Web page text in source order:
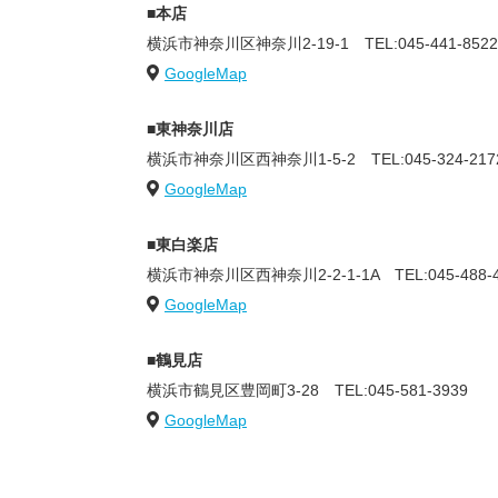
■本店
横浜市神奈川区神奈川2-19-1 TEL:045-441-8522
GoogleMap
■東神奈川店
横浜市神奈川区西神奈川1-5-2 TEL:045-324-
GoogleMap
■東白楽店
横浜市神奈川区西神奈川2-2-1-1A TEL:045-488-
GoogleMap
■鶴見店
横浜市鶴見区豊岡町3-28 TEL:045-581-3939
GoogleMap